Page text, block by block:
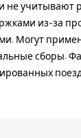
не учитывают
из-за
Могут
сборы.